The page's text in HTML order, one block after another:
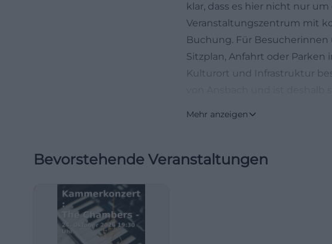
klar, dass es hier nicht nur
Veranstaltungszentrum mit
Buchung. Für Besucherinnen
Sitzplan, Anfahrt oder
Kulturort und Infrastruktur
Unterschiede. Die Karlshalle
Mehr anzeigen
Bevorstehende Veranstaltungen